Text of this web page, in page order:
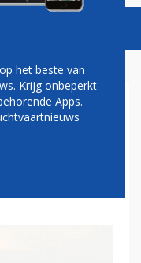
het beste van
Krijg onbeperkt
Apps.